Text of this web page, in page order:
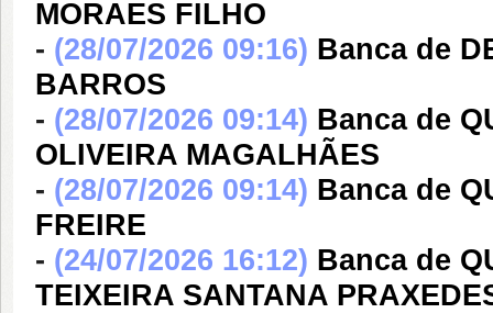
MORAES FILHO
- (28/07/2026 09:16) Banca de
BARROS
- (28/07/2026 09:14) Banca de
OLIVEIRA MAGALHÃES
- (28/07/2026 09:14) Banca de
FREIRE
- (24/07/2026 16:12) Banca de
TEIXEIRA SANTANA